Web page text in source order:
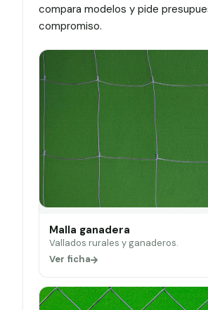
compara modelos y pide
compromiso.
Malla ganadera
Vallados rurales y ganaderos.
Ver ficha